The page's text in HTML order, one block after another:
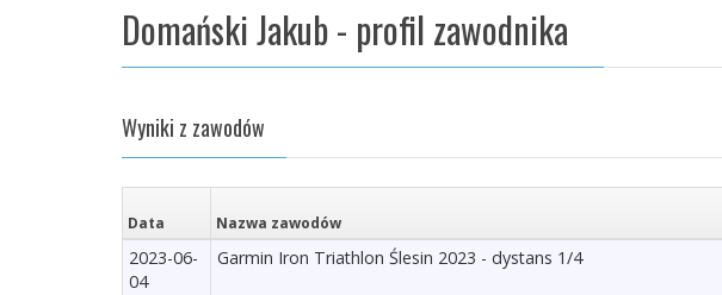
Domański Jakub - profil zawodnika
Wyniki z zawodów
Data Nazwa zawodów
2023-06-
04
Garmin Iron Triathlon Ślesin 2023 - dystans 1/4